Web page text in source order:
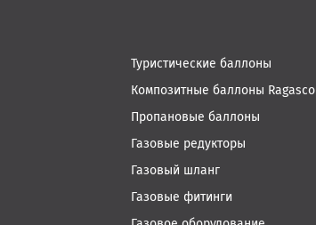
Туристические баллоны
Композитные баллоны Ragasco
Пропановые баллоны
Газовые редукторы
Газовый шланг
Газовые фитинги